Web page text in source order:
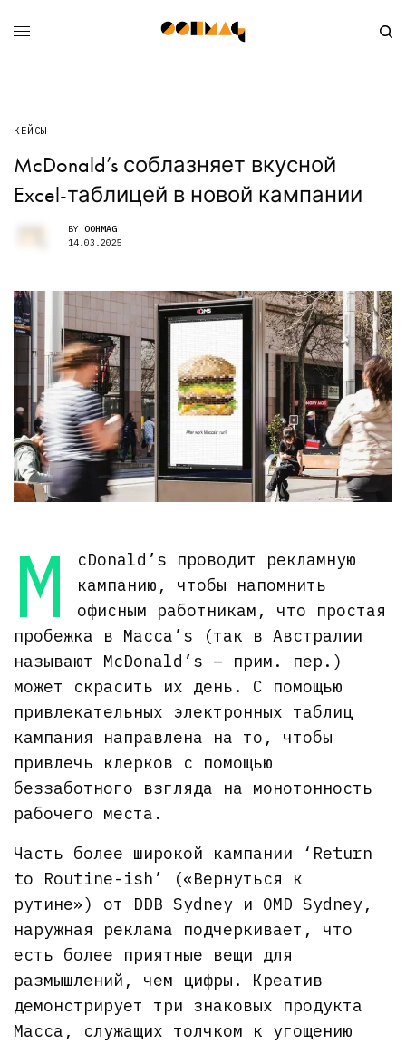
КЕЙСЫ
McDonald’s соблазняет вкусной
Excel-таблицей в новой кампании
BY OOHMAG
14.03.2025
M
cDonald’s проводит рекламную
кампанию, чтобы напомнить
офисным работникам, что простая
пробежка в Macca’s (так в Австралии
называют McDonald’s – прим. пер.)
может скрасить их день. С помощью
привлекательных электронных таблиц
кампания направлена на то, чтобы
привлечь клерков с помощью
беззаботного взгляда на монотонность
рабочего места.
Часть более широкой кампании ‘Return
to Routine-ish’ («Вернуться к
рутине») от DDB Sydney и OMD Sydney,
наружная реклама подчеркивает, что
есть более приятные вещи для
размышлений, чем цифры. Креатив
демонстрирует три знаковых продукта
Macca, служащих толчком к угощению